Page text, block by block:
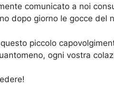
comunicato a noi
dopo giorno le gocce del
piccolo
ogni vostra